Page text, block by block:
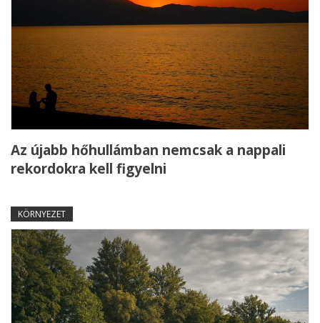
Az újabb hőhullámban nemcsak a nappali
rekordokra kell figyelni
KÖRNYEZET